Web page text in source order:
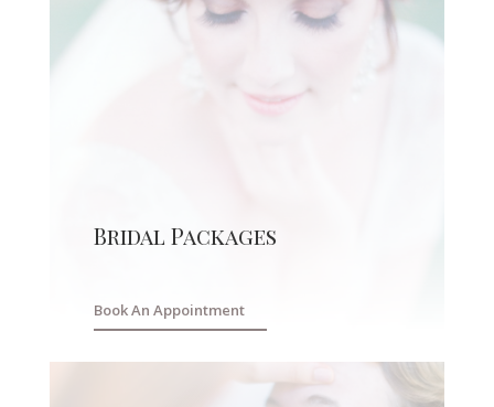
Bridal Packages
Book An Appointment